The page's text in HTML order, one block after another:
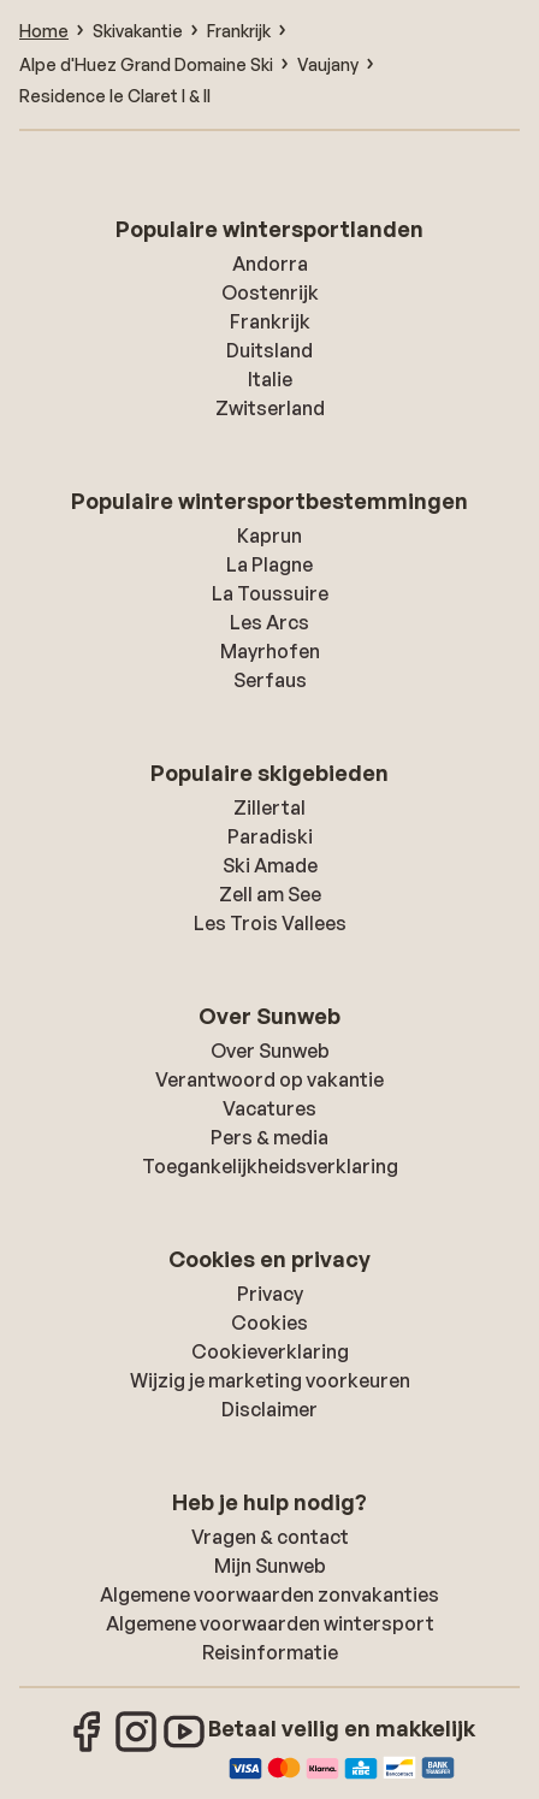
Home Skivakantie
Frankrijk
Alpe d'Huez Grand Domaine Ski
Vaujany
Residence le Claret I & II
Populaire wintersportlanden
Andorra
Oostenrijk
Frankrijk
Duitsland
Italie
Zwitserland
Populaire wintersportbestemmingen
Kaprun
La Plagne
La Toussuire
Les Arcs
Mayrhofen
Serfaus
Populaire skigebieden
Zillertal
Paradiski
Ski Amade
Zell am See
Les Trois Vallees
Over Sunweb
Over Sunweb
Verantwoord op vakantie
Vacatures
Pers & media
Toegankelijkheidsverklaring
Cookies en privacy
Privacy
Cookies
Cookieverklaring
Wijzig je marketing voorkeuren
Disclaimer
Heb je hulp nodig?
Vragen & contact
Mijn Sunweb
Algemene voorwaarden zonvakanties
Algemene voorwaarden wintersport
Reisinformatie
Betaal veilig en makkelijk